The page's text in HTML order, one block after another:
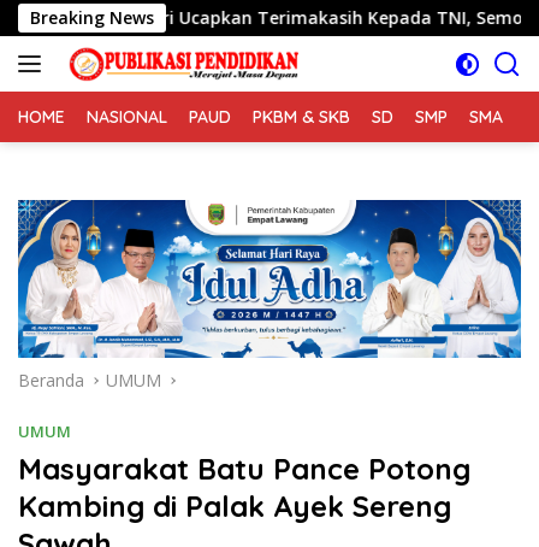
Langsung
ke
konten
Breaking News
Istri Ucapkan Terimakasih Kepada TNI, Semoga
HOME NASIONAL PAUD PKBM & SKB SD SMP SMA
Beranda UMUM
UMUM
Masyarakat Batu Pance Potong
Kambing di Palak Ayek Sereng